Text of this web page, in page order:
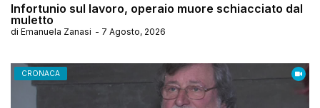
Infortunio sul lavoro, operaio muore schiacciato dal
muletto
di Emanuela Zanasi - 7 Agosto, 2026
CRONACA